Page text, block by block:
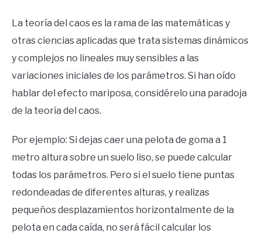
La teoría del caos es la rama de las matemáticas y
otras ciencias aplicadas que trata sistemas dinámicos
y complejos no lineales muy sensibles a las
variaciones iniciales de los parámetros. Si han oído
hablar del efecto mariposa, considérelo una paradoja
de la teoría del caos.
Por ejemplo: Si dejas caer una pelota de goma a 1
metro altura sobre un suelo liso, se puede calcular
todas los parámetros. Pero si el suelo tiene puntas
redondeadas de diferentes alturas, y realizas
pequeños desplazamientos horizontalmente de la
pelota en cada caída, no será fácil calcular los